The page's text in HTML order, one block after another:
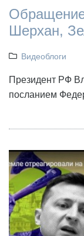
Шерхан,
Видеоблоги
Президент РФ
посланием